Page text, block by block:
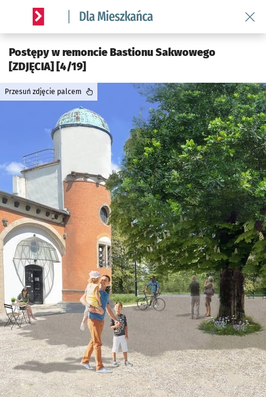
Serwis informacyjny wroclaw.pl podserwis: Dla mieszkańca
Postępy w remoncie Bastionu Sakwowego
[ZDJĘCIA] [4/19]
Przesuń zdjęcie palcem